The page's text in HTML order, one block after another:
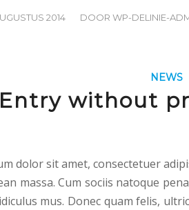
2014
/ DOORWP-DELINIE-
NEWS
Entry without
dolor sit amet, consectetuer
massa. Cum sociis natoque
mus. Donec quam felis,